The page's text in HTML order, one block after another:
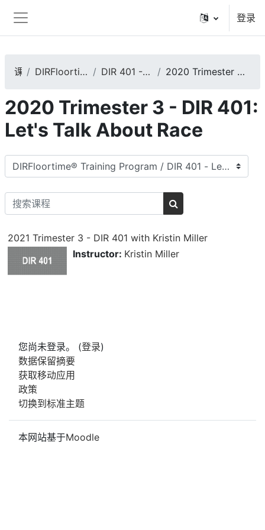
停靠面板
登录
课程 DIRFloortime® Training Program DIR 401 - Let's Talk About Race 2020 Trimester 3 - DIR 401: Let's Talk About Race
2020 Trimester 3 - DIR 401:
Let's Talk About Race
课程类别
搜索课程
搜索课程
2021 Trimester 3 - DIR 401 with Kristin Miller
Instructor: Kristin Miller
您尚未登录。 (登录)
‎数据保留摘要‎
获取移动应用
政策
切换到标准主题
本网站基于Moodle